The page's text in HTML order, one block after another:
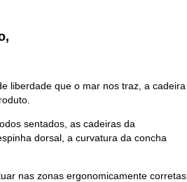
liberdade que o mar nos traz, a cadeira
sentados, as cadeiras da
dorsal, a curvatura da concha
nas zonas ergonomicamente corretas